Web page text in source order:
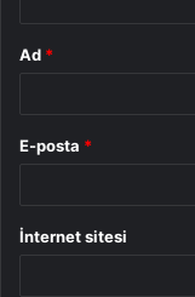
Ad *
E-posta *
İnternet sitesi